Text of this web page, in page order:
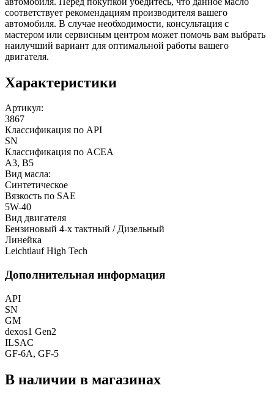
соответствует рекомендациям производителя вашего
автомобиля. В случае необходимости, консультация с
мастером или сервисным центром может помочь вам выбрать
наилучший вариант для оптимальной работы вашего
двигателя.
Характеристики
Артикул:
3867
Классификация по API
SN
Классификация по ACEA
A3, B5
Вид масла:
Синтетическое
Вязкость по SAE
5W-40
Вид двигателя
Бензиновый 4-х тактный / Дизельный
Линейка
Leichtlauf High Tech
Дополнительная информация
API
SN
GM
dexos1 Gen2
ILSAC
GF-6A, GF-5
В наличии в магазинах